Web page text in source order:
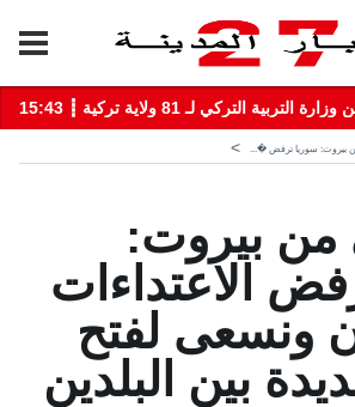
وزارة التربية التركي لـ 81 ولاية تركية
من بيروت: سوريا ترفض �...
من بيروت:
الاعتداءات
ونسعى لفتح
بين البلدين